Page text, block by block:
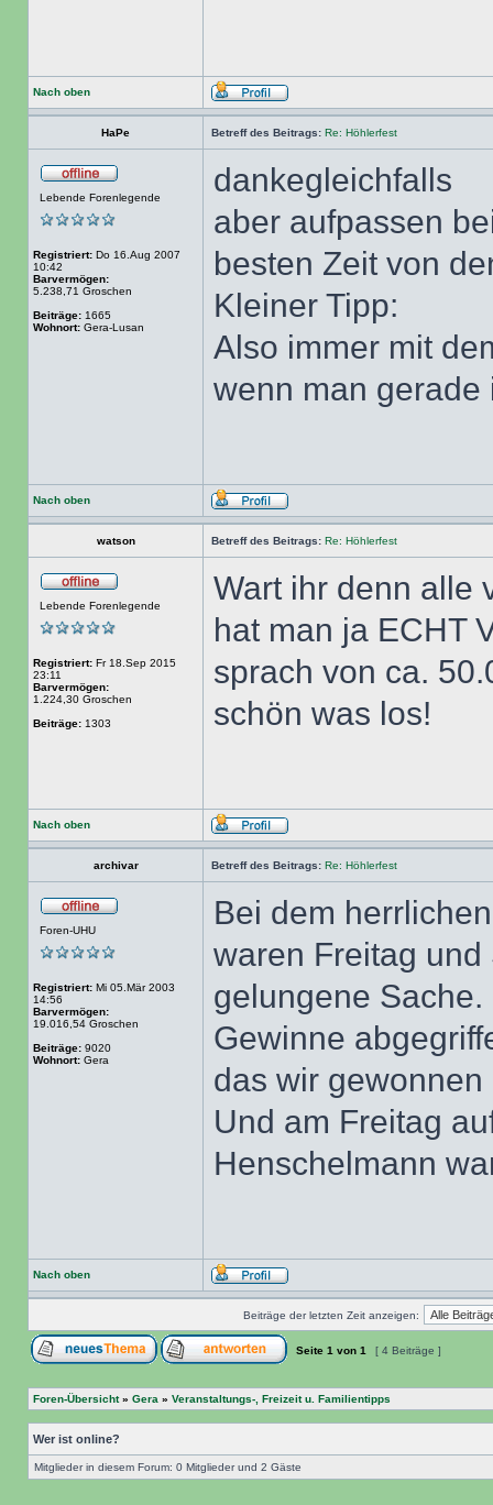
Nach oben
HaPe Betreff des Beitrags: Re: Höhlerfest
Lebende Forenlegende
Registriert: Do 16.Aug 2007
10:42
Barvermögen:
5.238,71 Groschen
Beiträge: 1665
Wohnort: Gera-Lusan
dankegleichfalls
aber aufpassen
besten Zeit von
Kleiner Tipp:
Also immer mit
wenn man
Nach oben
watson Betreff des Beitrags: Re: Höhlerfest
Lebende Forenlegende
Registriert: Fr 18.Sep 2015
23:11
Barvermögen:
1.224,30 Groschen
Beiträge: 1303
Wart ihr denn alle
hat man ja ECHT
sprach von ca.
schön was los!
Nach oben
archivar Betreff des Beitrags: Re: Höhlerfest
Foren-UHU
Registriert: Mi 05.Mär 2003
14:56
Barvermögen:
19.016,54 Groschen
Beiträge: 9020
Wohnort: Gera
Bei dem
waren Freitag
gelungene
Gewinne
das wir gewonnen
Und am Freitag
Henschelmann
Nach oben
Beiträge der letzten Zeit anzeigen:
Seite 1 von 1 [ 4 Beiträge ]
Foren-Übersicht» Gera » Veranstaltungs-, Freizeit u. Familientipps
Wer ist online?
Mitglieder in diesem Forum: 0 Mitglieder und 2 Gäste